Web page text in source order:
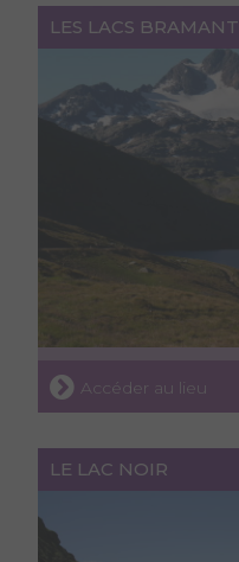
LES LACS BRAMANT
Accéder au lieu
LE LAC NOIR